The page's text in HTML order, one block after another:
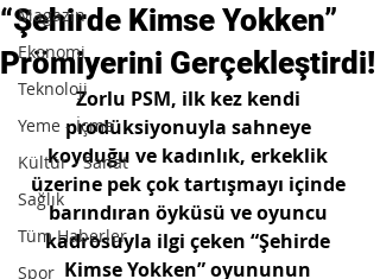
Magazin
Ekonomi
Teknoloji
Yeme - İçme
Kültür - Sanat
Sağlık
Tüm Haberler
Spor
“Şehirde Kimse Yokken”
Prömiyerini Gerçekleştirdi!
Zorlu PSM, ilk kez kendi
prodüksiyonuyla sahneye
koyduğu ve kadınlık, erkeklik
üzerine pek çok tartışmayı içinde
barındıran öyküsü ve oyuncu
kadrosuyla ilgi çeken “Şehirde
Kimse Yokken” oyununun